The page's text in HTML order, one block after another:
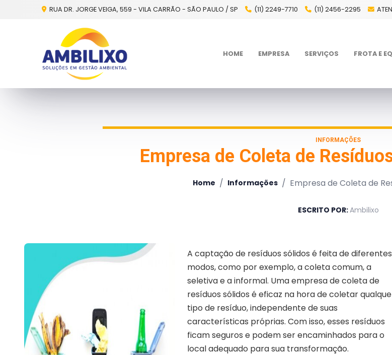
RUA DR. JORGE VEIGA, 559 - VILA CARRÃO - SÃO PAULO / SP (11) 2249-7710 (11) 2456-2295
HOME EMPRESA SERVIÇOS FROTA E
INFORMAÇÕES
Empresa de Coleta de
Home / Informações / Empresa de Coleta de
ESCRITO POR:Ambilixo
A captação de resíduos sólidos é feita de diferentes
modos, como por exemplo, a coleta comum, a
seletiva e a informal. Uma empresa de coleta de
resíduos sólidos é eficaz na hora de coletar
tipo de resíduo, independente de suas
características próprias. Com isso, esses resíduos
ficam seguros e podem ser encaminhados para o
local adequado para sua transformação.